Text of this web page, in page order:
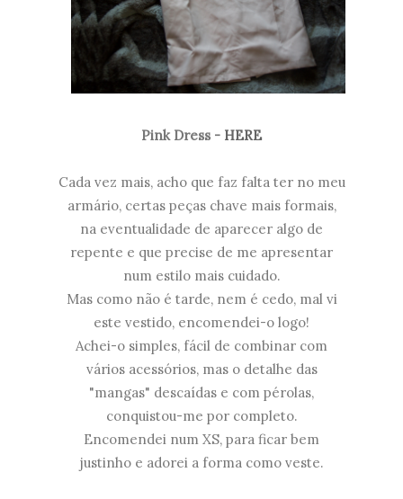
Pink Dress - HERE
Cada vez mais, acho que faz falta ter no meu
armário, certas peças chave mais formais,
na eventualidade de aparecer algo de
repente e que precise de me apresentar
num estilo mais cuidado.
Mas como não é tarde, nem é cedo, mal vi
este vestido, encomendei-o logo!
Achei-o simples, fácil de combinar com
vários acessórios, mas o detalhe das
"mangas" descaídas e com pérolas,
conquistou-me por completo.
Encomendei num XS, para ficar bem
justinho e adorei a forma como veste.